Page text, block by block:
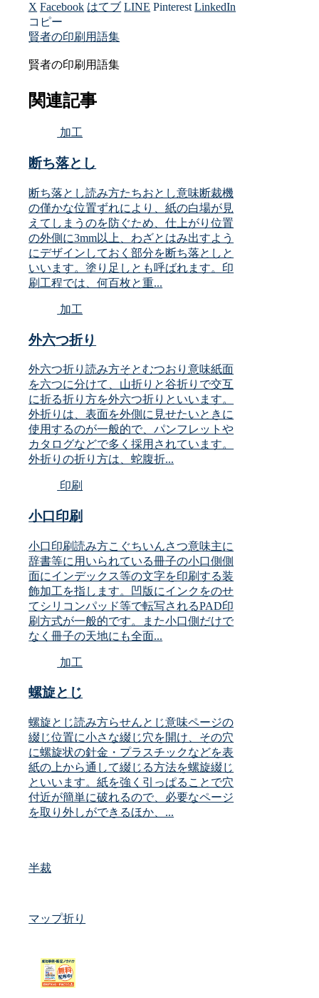
X Facebook はてブ LINE Pinterest LinkedIn
コピー
賢者の印刷用語集
賢者の印刷用語集
関連記事
加工
断ち落とし
断ち落とし読み方たちおとし意味断裁機
の僅かな位置ずれにより、紙の白場が見
えてしまうのを防ぐため、仕上がり位置
の外側に3mm以上、わざとはみ出すよう
にデザインしておく部分を断ち落としと
いいます。塗り足しとも呼ばれます。印
刷工程では、何百枚と重...
加工
外六つ折り
外六つ折り読み方そとむつおり意味紙面
を六つに分けて、山折りと谷折りで交互
に折る折り方を外六つ折りといいます。
外折りは、表面を外側に見せたいときに
使用するのが一般的で、パンフレットや
カタログなどで多く採用されています。
外折りの折り方は、蛇腹折...
印刷
小口印刷
小口印刷読み方こぐちいんさつ意味主に
辞書等に用いられている冊子の小口側側
面にインデックス等の文字を印刷する装
飾加工を指します。凹版にインクをのせ
てシリコンパッド等で転写されるPAD印
刷方式が一般的です。また小口側だけで
なく冊子の天地にも全面...
加工
螺旋とじ
螺旋とじ読み方らせんとじ意味ページの
綴じ位置に小さな綴じ穴を開け、その穴
に螺旋状の針金・プラスチックなどを表
紙の上から通して綴じる方法を螺旋綴じ
といいます。紙を強く引っぱることで穴
付近が簡単に破れるので、必要なページ
を取り外しができるほか、...
半裁
マップ折り